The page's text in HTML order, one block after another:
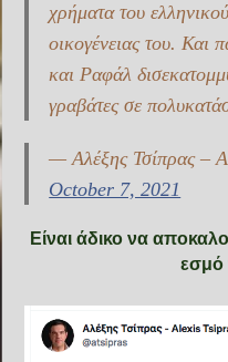
χρήματα του
οικογένειας του. Και
και Ραφάλ
γραβάτες σε
— Αλέξης Τσίπρας –
October 7, 2021
Είναι άδικο να
εσμό